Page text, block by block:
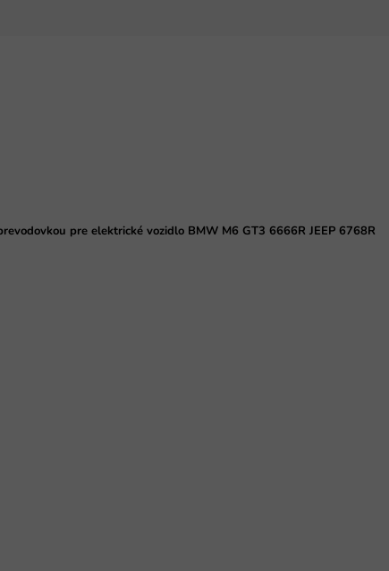
pre elektrické vozidlo BMW M6 GT3 6666R JEEP 6768R